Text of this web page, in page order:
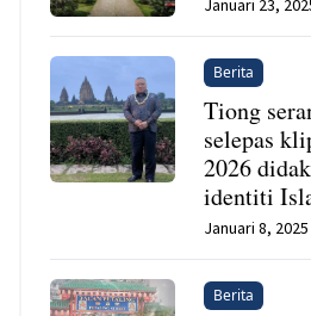
Januari 23,
Berita
Tiong
selepas
2026
identiti
Januari 8,
Berita